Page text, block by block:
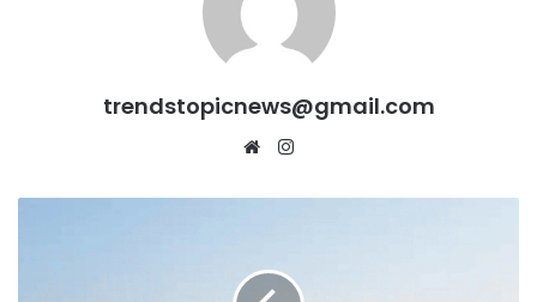
trendstopicnews@gmail.com
Website